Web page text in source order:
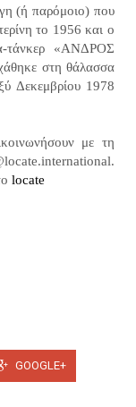
(ή παρόμοιο) που
το 1956 και ο
τάνκερ «ΑΝΔΡΟΣ
στη θάλασσα
Δεκεμβρίου 1978
με τη
locate
GOOGLE+